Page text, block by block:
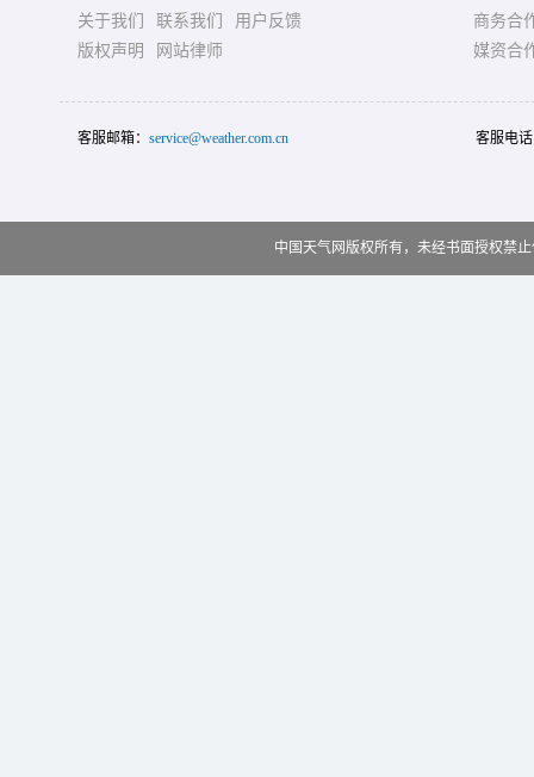
关于我们 联系我们
用户反馈
版权声明
网站律师
商务合
媒资合
客服邮箱： service@weather.com.cn 客服电
中国天气网版权所有，未经书面授权